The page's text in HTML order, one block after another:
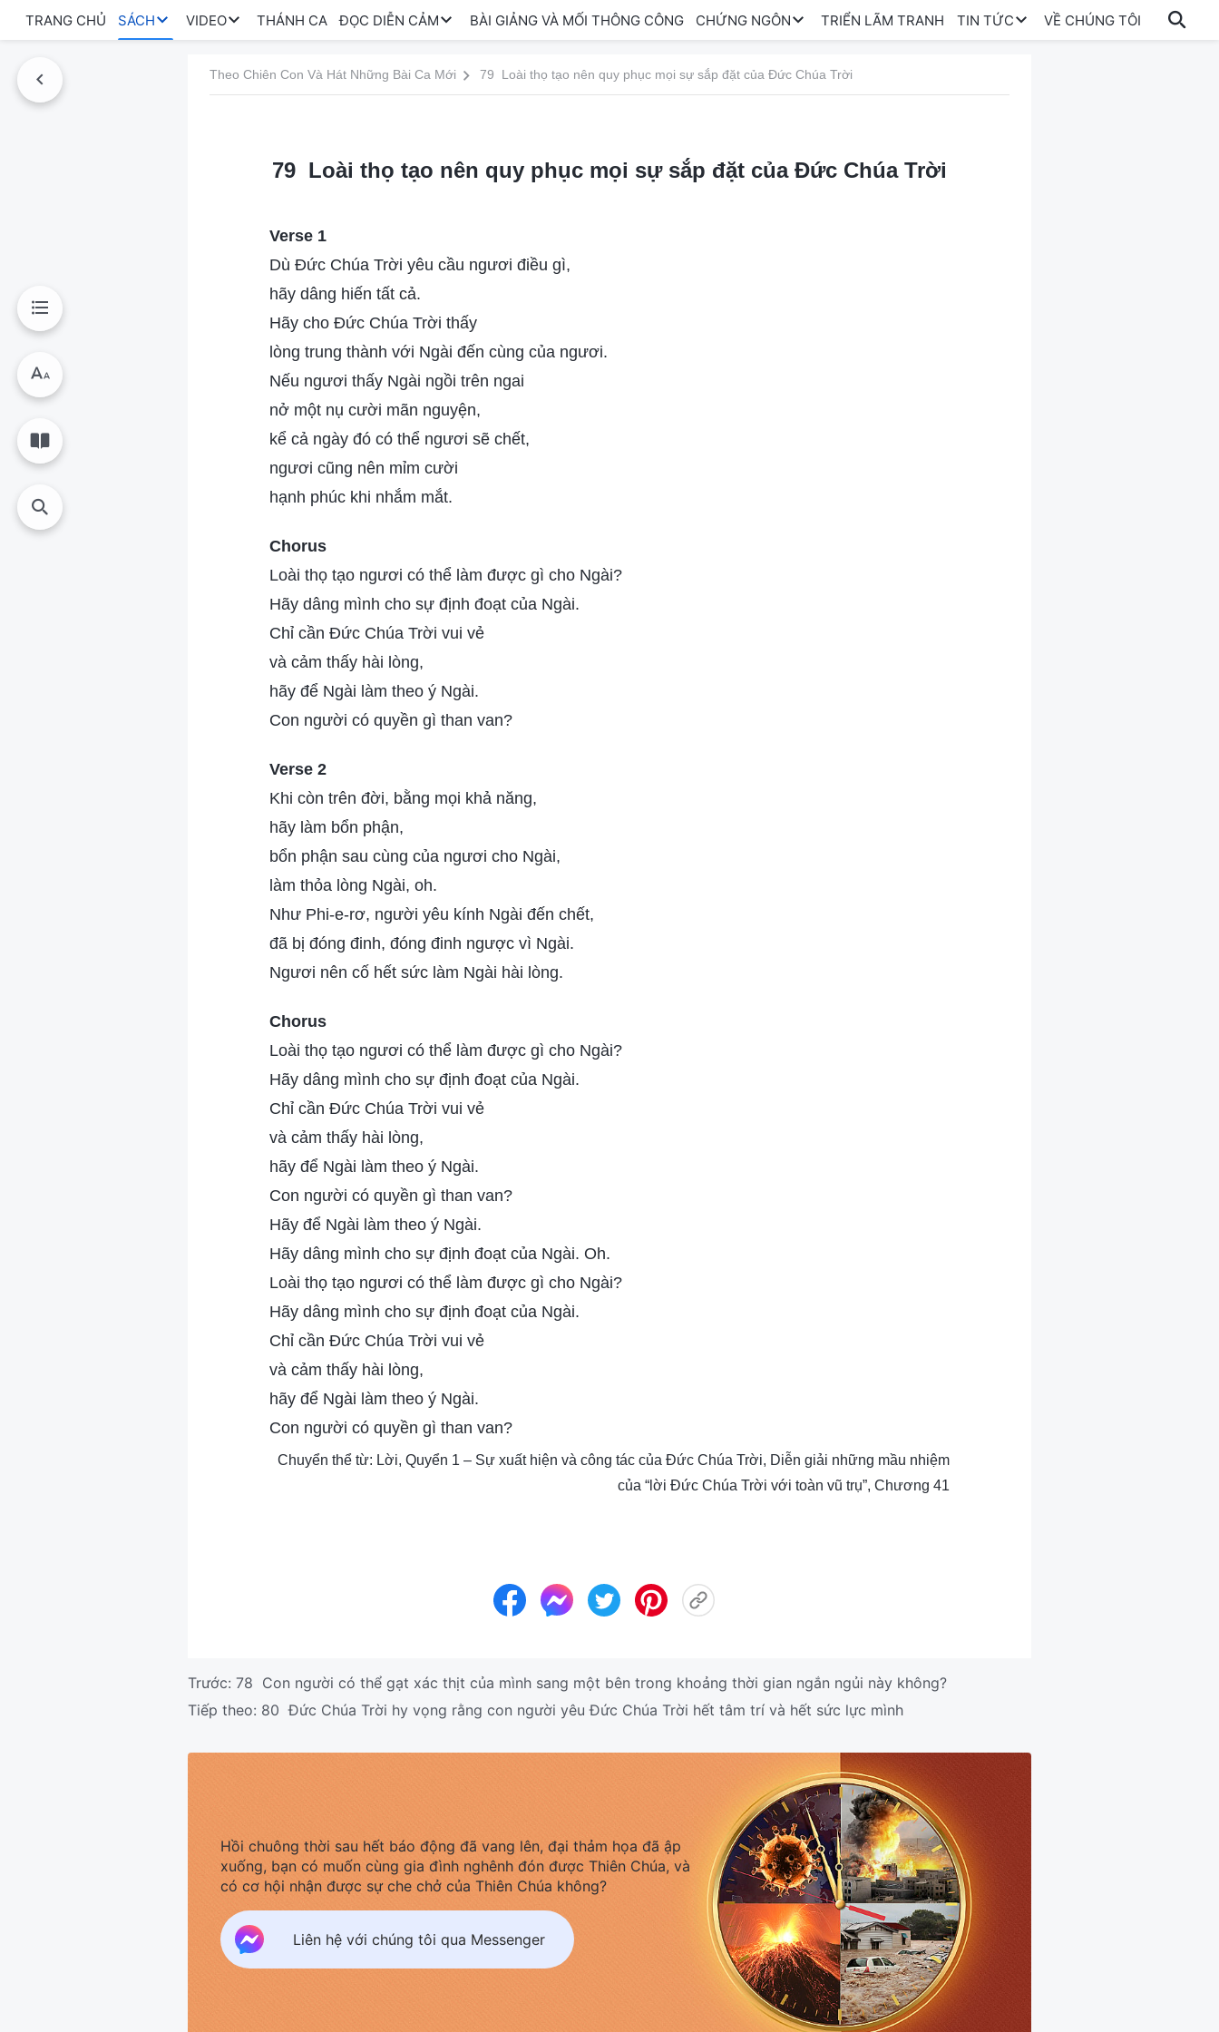
TRANG CHỦ SÁCH VIDEO THÁNH CA ĐỌC DIỄN CẢM BÀI GIẢNG VÀ MỐI THÔNG CÔNG CHỨNG NGÔN TRIỂN LÃM TRANH TIN TỨC VỀ CHÚNG TÔI
Theo Chiên Con Và Hát Những Bài Ca Mới 79 Loài thọ tạo nên quy phục mọi sự sắp đặt của Đức Chúa Trời
79 Loài thọ tạo nên quy phục mọi sự sắp đặt của Đức Chúa Trời
Verse 1
Dù Đức Chúa Trời yêu cầu ngươi điều gì,
hãy dâng hiến tất cả.
Hãy cho Đức Chúa Trời thấy
lòng trung thành với Ngài đến cùng của ngươi.
Nếu ngươi thấy Ngài ngồi trên ngai
nở một nụ cười mãn nguyện,
kể cả ngày đó có thể ngươi sẽ chết,
ngươi cũng nên mỉm cười
hạnh phúc khi nhắm mắt.
Chorus
Loài thọ tạo ngươi có thể làm được gì cho Ngài?
Hãy dâng mình cho sự định đoạt của Ngài.
Chỉ cần Đức Chúa Trời vui vẻ
và cảm thấy hài lòng,
hãy để Ngài làm theo ý Ngài.
Con người có quyền gì than van?
Verse 2
Khi còn trên đời, bằng mọi khả năng,
hãy làm bổn phận,
bổn phận sau cùng của ngươi cho Ngài,
làm thỏa lòng Ngài, oh.
Như Phi-e-rơ, người yêu kính Ngài đến chết,
đã bị đóng đinh, đóng đinh ngược vì Ngài.
Ngươi nên cố hết sức làm Ngài hài lòng.
Chorus
Loài thọ tạo ngươi có thể làm được gì cho Ngài?
Hãy dâng mình cho sự định đoạt của Ngài.
Chỉ cần Đức Chúa Trời vui vẻ
và cảm thấy hài lòng,
hãy để Ngài làm theo ý Ngài.
Con người có quyền gì than van?
Hãy để Ngài làm theo ý Ngài.
Hãy dâng mình cho sự định đoạt của Ngài. Oh.
Loài thọ tạo ngươi có thể làm được gì cho Ngài?
Hãy dâng mình cho sự định đoạt của Ngài.
Chỉ cần Đức Chúa Trời vui vẻ
và cảm thấy hài lòng,
hãy để Ngài làm theo ý Ngài.
Con người có quyền gì than van?
Chuyển thể từ: Lời, Quyển 1 – Sự xuất hiện và công tác của Đức Chúa Trời, Diễn giải những mầu nhiệm
của “lời Đức Chúa Trời với toàn vũ trụ”, Chương 41
Trước: 78 Con người có thể gạt xác thịt của mình sang một bên trong khoảng thời gian ngắn ngủi này không?
Tiếp theo: 80 Đức Chúa Trời hy vọng rằng con người yêu Đức Chúa Trời hết tâm trí và hết sức lực mình
Hồi chuông thời sau hết báo động đã vang lên, đại thảm họa đã ập
xuống, bạn có muốn cùng gia đình nghênh đón được Thiên Chúa, và
có cơ hội nhận được sự che chở của Thiên Chúa không?
Liên hệ với chúng tôi qua Messenger